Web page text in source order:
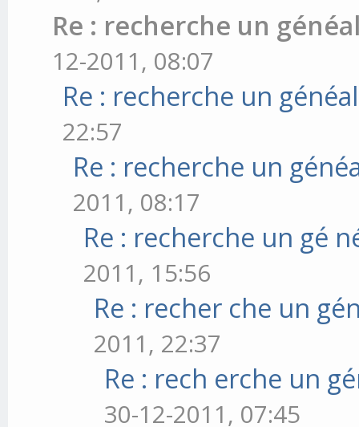
Re : recherche un
12-2011, 08:07
Re : recherche un
22:57
Re : recherche un
2011, 08:17
Re : recherche un gé
2011, 15:56
Re : recher che un
2011, 22:37
Re : rech erche un
30-12-2011, 07:45